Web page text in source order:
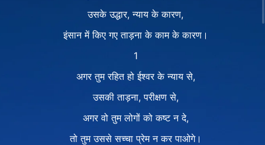
उसके उद्धार, न्याय के कारण,
इंसान में किए गए ताड़ना के काम के कारण।
1
अगर तुम रहित हो ईश्वर के न्याय से,
उसकी ताड़ना, परीक्षण से,
अगर वो तुम लोगों को कष्ट न दे,
तो तुम उससे सच्चा प्रेम न कर पाओगे।